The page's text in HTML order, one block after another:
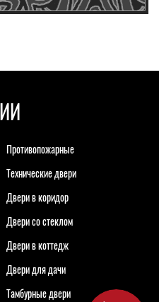
Противопожарные
Технические двери
Двери в коридор
Двери со стеклом
Двери в коттедж
Двери для дачи
Тамбурные двери